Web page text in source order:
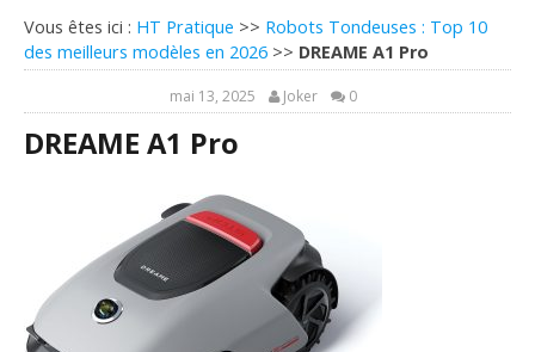
Vous êtes ici : HT Pratique >> Robots Tondeuses : Top 10
des meilleurs modèles en 2026 >> DREAME A1 Pro
mai 13, 2025 Joker 0
DREAME A1 Pro